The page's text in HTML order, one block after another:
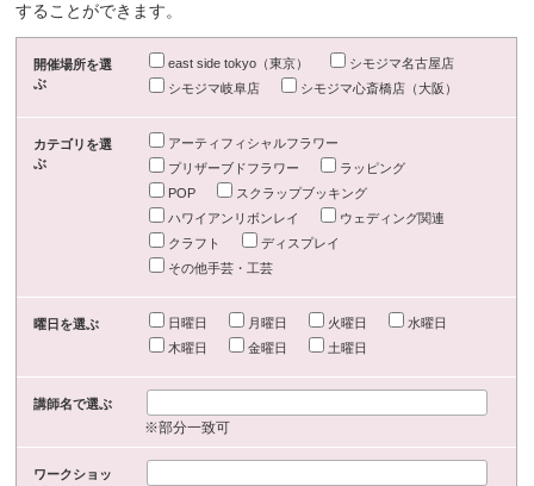
することができます。
開催場所を選
ぶ
east side tokyo（東京）
シモジマ名古屋店
シモジマ岐阜店
シモジマ心斎橋店（大阪）
カテゴリを選
ぶ
アーティフィシャルフラワー
プリザーブドフラワー
ラッピング
POP
スクラップブッキング
ハワイアンリボンレイ
ウェディング関連
クラフト
ディスプレイ
その他手芸・工芸
曜日を選ぶ 日曜日 月曜日 火曜日
水曜日
木曜日
金曜日 土曜日
講師名で選ぶ
※部分一致可
ワークショッ